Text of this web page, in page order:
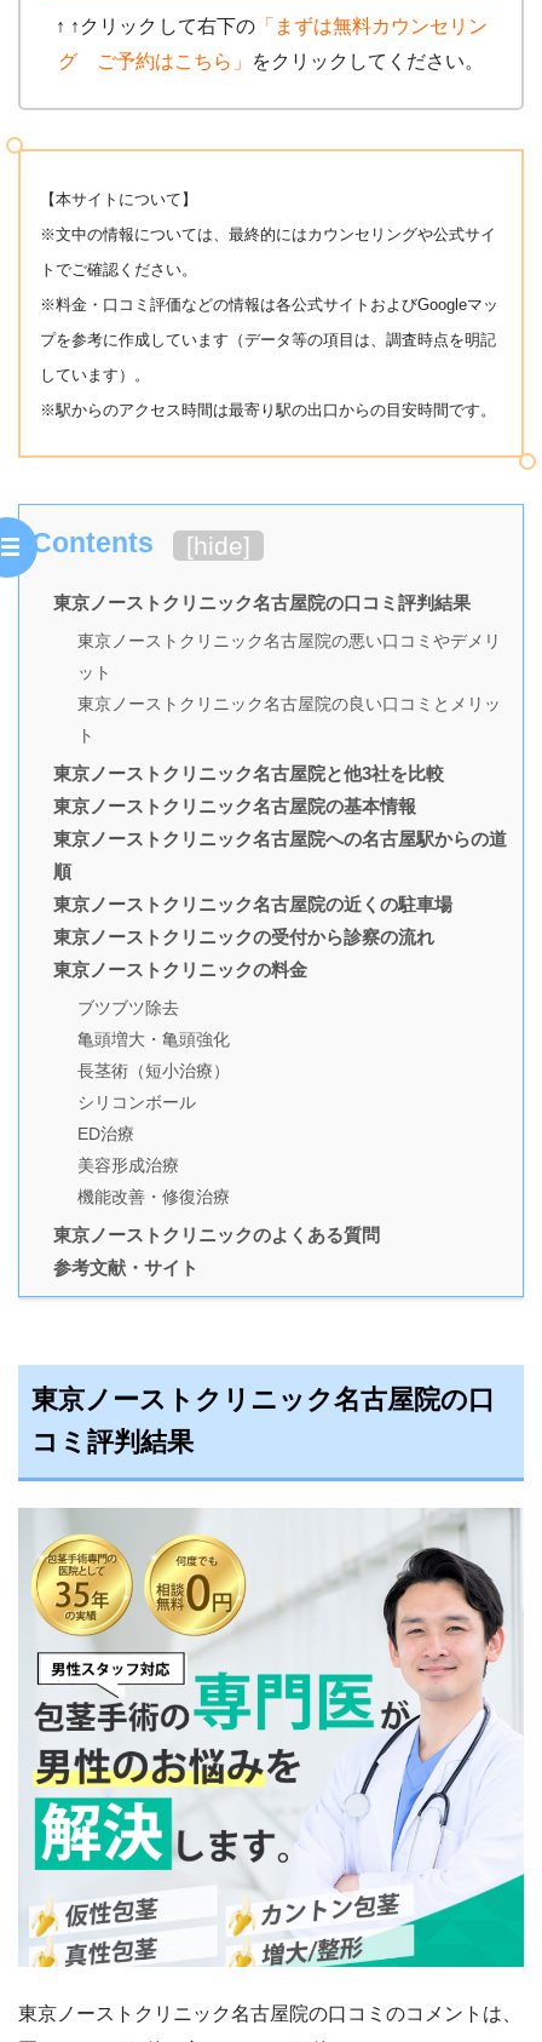
↑ ↑クリック して右下の「まずは無料カウンセリン
グ ご予約はこちら」
をクリックしてください。
【本サイトについて】
※文中の情報については、最終的にはカウンセリングや公式サイ
トでご確認ください。
※料金・口コミ評価などの情報は各公式サイトおよびGoogleマッ
プを参考に作成しています（データ等の項目は、調査時点を明記
しています）。
※駅からのアクセス時間は最寄り駅の出口からの目安時間です。
Contents [hide]
東京ノーストクリニック名古屋院の口コミ評判結果
東京ノーストクリニック名古屋院の悪い口コミやデメリ
ット
東京ノーストクリニック名古屋院の良い口コミとメリッ
ト
東京ノーストクリニック名古屋院と他3社を比較
東京ノーストクリニック名古屋院の基本情報
東京ノーストクリニック名古屋院への名古屋駅からの道
順
東京ノーストクリニック名古屋院の近くの駐車場
東京ノーストクリニックの受付から診察の流れ
東京ノーストクリニックの料金
ブツブツ除去
亀頭増大・亀頭強化
長茎術（短小治療）
シリコンボール
ED治療
美容形成治療
機能改善・修復治療
東京ノーストクリニックのよくある質問
参考文献・サイト
東京ノーストクリニック名古屋院の口
コミ評判結果
東京ノーストクリニック名古屋院の口コミのコメントは、